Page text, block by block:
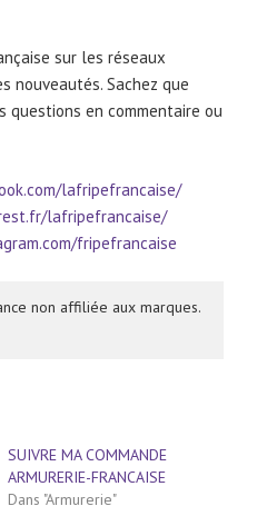
sur les réseaux
nouveautés. Sachez que
questions en commentaire ou
lafripefrancaise/
lafripefrancaise/
fripefrancaise
non affiliée aux marques.
SUIVRE MA COMMANDE
ARMURERIE-FRANCAISE
Dans "Armurerie"